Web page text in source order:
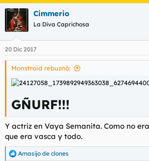
Cimmerio
La Diva Caprichosa
20 Dic 2017
Monstroid rebuznó:
GÑURF!!!
Y actriz en Vaya Semanita. Como no
que era vasca y todo.
R
Amasijo de clones